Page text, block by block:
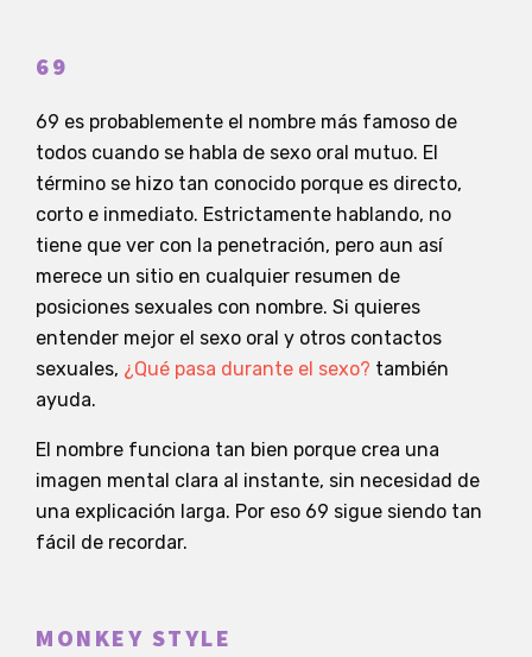
69
69 es probablemente el nombre más famoso de
todos cuando se habla de sexo oral mutuo. El
término se hizo tan conocido porque es directo,
corto e inmediato. Estrictamente hablando, no
tiene que ver con la penetración, pero aun así
merece un sitio en cualquier resumen de
posiciones sexuales con nombre. Si quieres
entender mejor el sexo oral y otros contactos
sexuales, ¿Qué pasa durante el sexo? también
ayuda.
El nombre funciona tan bien porque crea una
imagen mental clara al instante, sin necesidad de
una explicación larga. Por eso 69 sigue siendo tan
fácil de recordar.
MONKEY STYLE